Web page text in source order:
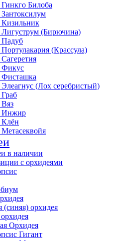
Билоба
Кизильник
Лигуструм (Бирючина)
Падуб
(Крассула)
Фикус
Фисташка
(Лох серебристый)
Инжир
Клён
в наличии
с орхидеями
(синяя) орхидея
Орхидея
Гигант